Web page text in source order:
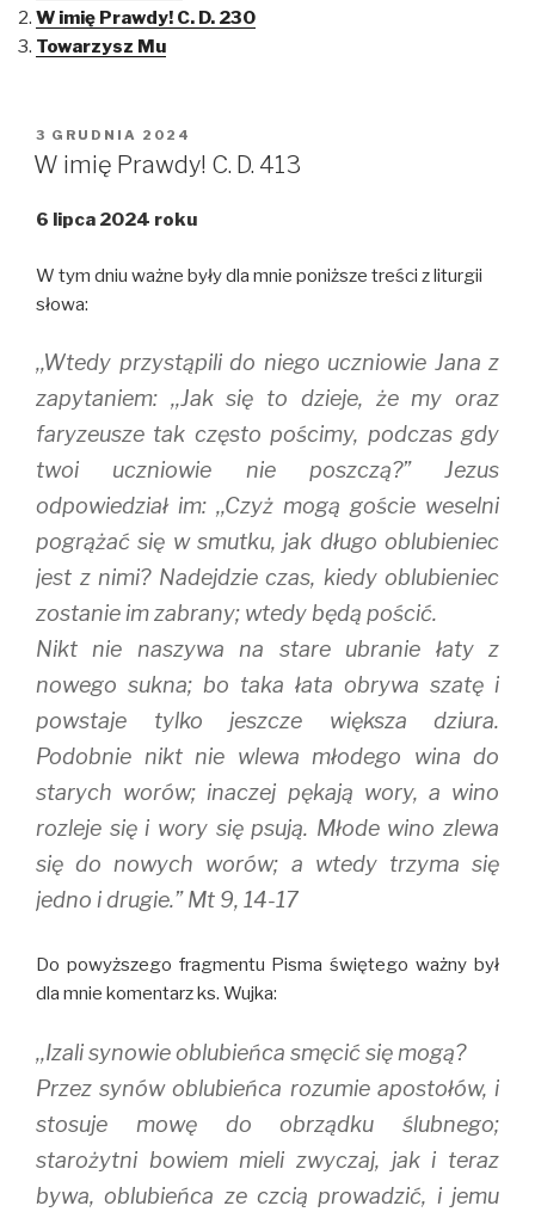
h
a
r
e
i
t
t
e
O
n
s
i
n
w
w
i
n
o
)
h
a
r
e
c
e
b
o
(
e
n
e
w
w
d
w
a
r
l
r
s
i
w
i
n
d
w
W imię Prawdy! C. D. 230
Towarzysz Mu
OPUBLIKOWANE
W
3 GRUDNIA 2024
W imię Prawdy! C. D. 413
6 lipca 2024 roku
W tym dniu ważne były dla mnie poniższe treści z liturgii
słowa:
,,Wtedy przystąpili do niego uczniowie Jana z
zapytaniem: ,,Jak się to dzieje, że my oraz
faryzeusze tak często pościmy, podczas gdy
twoi uczniowie nie poszczą?” Jezus
odpowiedział im: ,,Czyż mogą goście weselni
pogrążać się w smutku, jak długo oblubieniec
jest z nimi? Nadejdzie czas, kiedy oblubieniec
zostanie im zabrany; wtedy będą pościć.
Nikt nie naszywa na stare ubranie łaty z
nowego sukna; bo taka łata obrywa szatę i
powstaje tylko jeszcze większa dziura.
Podobnie nikt nie wlewa młodego wina do
starych worów; inaczej pękają wory, a wino
rozleje się i wory się psują. Młode wino zlewa
się do nowych worów; a wtedy trzyma się
jedno i drugie.” Mt 9, 14-17
Do powyższego fragmentu Pisma świętego ważny był
dla mnie komentarz ks. Wujka:
,,Izali synowie oblubieńca smęcić się mogą?
Przez synów oblubieńca rozumie apostołów, i
stosuje mowę do obrządku ślubnego;
starożytni bowiem mieli zwyczaj, jak i teraz
bywa, oblubieńca ze czcią prowadzić, i jemu